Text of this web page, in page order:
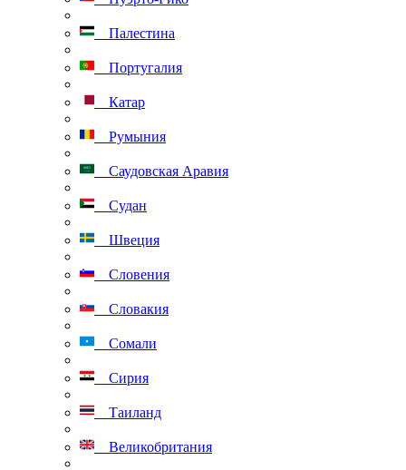
Палестина
Португалия
Катар
Румыния
Саудовская Аравия
Судан
Швеция
Словения
Словакия
Сомали
Сирия
Таиланд
Великобритания